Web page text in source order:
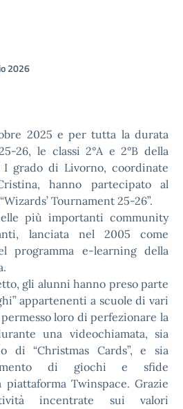
2026
2025 e per tutta la durata
26, le classi 2°A e 2°B della
I grado di Livorno, coordinate
hanno partecipato al
Tournament 25-26”.
più importanti community
lanciata nel 2005 come
programma e-learning della
gli alunni hanno preso parte
appartenenti a scuole di vari
loro di perfezionare la
una videochiamata, sia
di “Christmas Cards”, e sia
di giochi e sfide
Twinspace. Grazie
incentrate sui valori